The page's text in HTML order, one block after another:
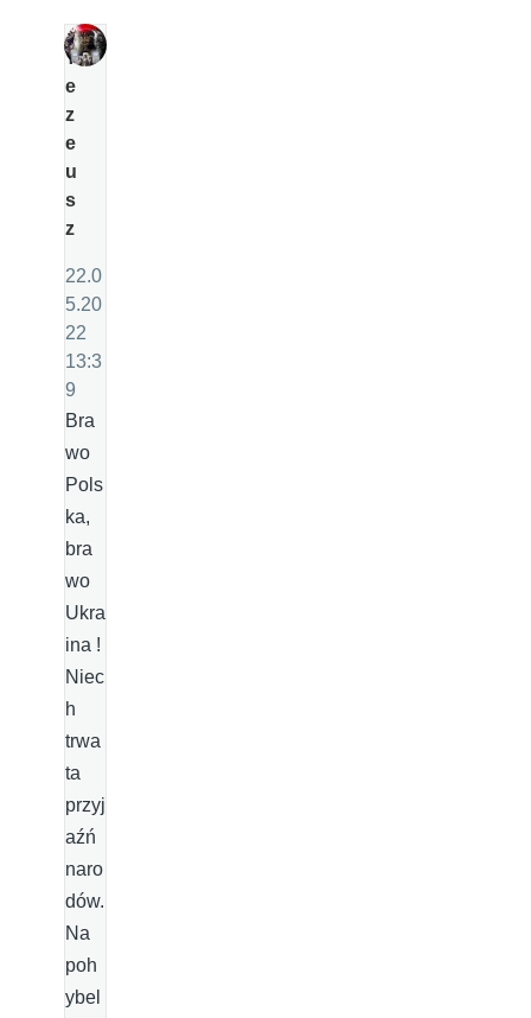
T
e
z
e
u
s
z
22.0
5.20
22
13:3
9
Bra
wo
Pols
ka,
bra
wo
Ukra
ina !
Niec
h
trwa
ta
przyj
aźń
naro
dów.
Na
poh
ybel